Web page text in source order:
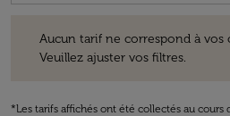
Aucun tarif ne correspond à vos
Veuillez ajuster vos filtres.
*Les tarifs affichés ont été collectés au cours